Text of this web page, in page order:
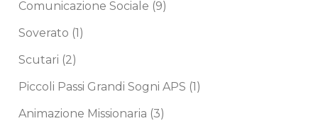
Comunicazione Sociale (9)
Soverato (1)
Scutari (2)
Piccoli Passi Grandi Sogni APS (1)
Animazione Missionaria (3)